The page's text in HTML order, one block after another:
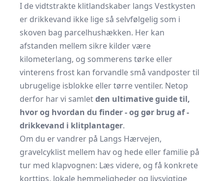
I de vidtstrakte klitlandskaber langs Vestkysten
er drikkevand ikke lige så selvfølgelig som i
skoven bag parcelhushækken. Her kan
afstanden mellem sikre kilder være
kilometerlang, og sommerens tørke eller
vinterens frost kan forvandle små vandposter til
ubrugelige isblokke eller tørre ventiler. Netop
derfor har vi samletden ultimative guide til,
hvor og hvordan du finder - og gør brug af -
drikkevand i klitplantager.
Om du er vandrer på Langs Hærvejen,
gravelcyklist mellem hav og hede eller familie på
tur med klapvognen: Læs videre, og få konkrete
korttips, lokale hemmeligheder og livsvigtige